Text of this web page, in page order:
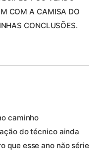
COM A CAMISA DO
CONCLUSÕES.
caminho
do técnico ainda
que esse ano não série